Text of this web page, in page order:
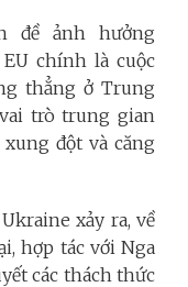
đề ảnh hưởng
chính là cuộc
thẳng ở Trung
trò trung gian
đột và căng
xảy ra, về
hợp tác với Nga
các thách thức